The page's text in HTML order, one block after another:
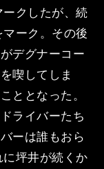
クしたが、続
ーク。その後
デグナーコー
喫してしま
ととなった。
ライバーたち
ーは誰もおら
坪井が続くか